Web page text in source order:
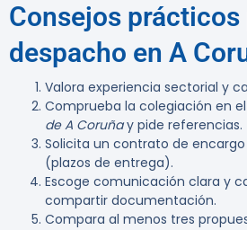
Consejos
despacho en A
Valora experiencia sectorial y
Comprueba la colegiación en el
de A Coruñay pide referencias.
Solicita un contrato de encargo
(plazos de entrega).
Escoge comunicación clara y
compartir documentación.
Compara al menos tres